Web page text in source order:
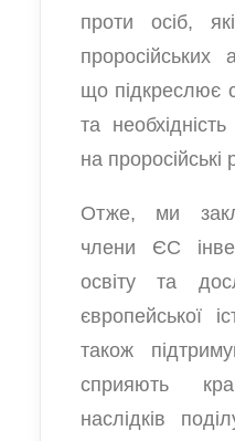
проти осіб,
проросійських
що підкреслює
та
на проросійські
Отже, ми
члени ЄС
освіту та
європейської
також
сприяють
наслідків